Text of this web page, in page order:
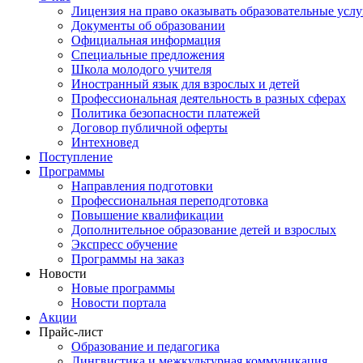
Лицензия на право оказывать образовательные
Документы об образовании
Официальная информация
Специальные предложения
Школа молодого учителя
Иностранный язык для взрослых и детей
Профессиональная деятельность в разных сферах
Политика безопасности платежей
Договор публичной оферты
Интехновед
Поступление
Программы
Направления подготовки
Профессиональная переподготовка
Повышение квалификации
Дополнительное образование детей и взрослых
Экспресс обучение
Программы на заказ
Новости
Новые программы
Новости портала
Акции
Прайс-лист
Образование и педагогика